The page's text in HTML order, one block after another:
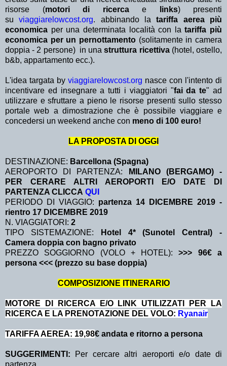
risorse (motori di ricerca e links) presenti
suviaggiarelowcost.org. abbinando la tariffa aerea più
economica per una determinata località con latariffa più
economica per un pernottamento (solitamente in camera
doppia - 2 persone) in unastruttura ricettiva(hotel, ostello,
b&b, appartamento ecc.).
L'idea targata by viaggiarelowcost.org nasce con l'intento di
incentivare ed insegnare a tutti i viaggiatori "fai da te" ad
utilizzare e sfruttare a pieno le risorse presenti sullo stesso
portale web a dimostrazione che è possibile viaggiare e
concedersi un weekend anche con meno di 100 euro!
LA PROPOSTA DI OGGI
DESTINAZIONE: Barcellona (Spagna)
AEROPORTO DI PARTENZA:
MILANO (BERGAMO) -
PER CERARE ALTRI AEROPORTI E/O DATE DI
PARTENZA CLICCA QUI
PERIODO DI VIAGGIO: partenza 14 DICEMBRE 2019 -
rientro 17 DICEMBRE 2019
N. VIAGGIATORI: 2
TIPO SISTEMAZIONE:
Hotel 4* (Sunotel Central) -
Camera doppia con bagno privato
PREZZO SOGGIORNO (VOLO + HOTEL):>>> 96€ a
persona <<< (prezzo su base doppia)
COMPOSIZIONE ITINERARIO
MOTORE DI RICERCA E/O LINK UTILIZZATI PER LA
RICERCA E LA PRENOTAZIONE DEL VOLO: Ryanair
TARIFFA AEREA: 19,98€ andata e ritorno a persona
SUGGERIMENTI: Per cercare altri aeroporti e/o date di
partenza